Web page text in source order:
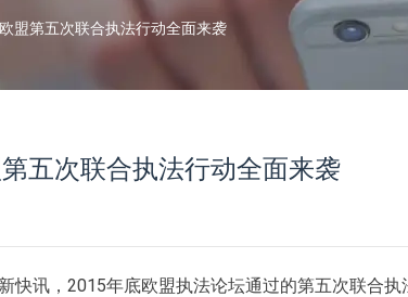
盟第五次联合执法行动全面来袭
五次联合执法行动全面来袭
快讯，2015年底欧盟执法论坛通过的第五次联合执